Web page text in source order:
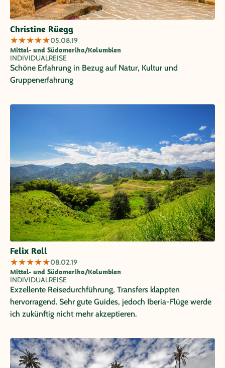
Christine Rüegg
★★★★★05.08.19
Mittel- und Südamerika/Kolumbien
INDIVIDUALREISE
Schöne Erfahrung in Bezug auf Natur, Kultur und
Gruppenerfahrung
Felix Roll
★★★★★08.02.19
Mittel- und Südamerika/Kolumbien
INDIVIDUALREISE
Exzellente Reisedurchführung, Transfers klappten
hervorragend. Sehr gute Guides, jedoch Iberia-Flüge werde
ich zukünftig nicht mehr akzeptieren.